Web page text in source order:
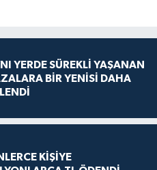
YERDE SÜREKLİ YAŞANAN
BİR YENİSİ DAHA
KİŞİYE